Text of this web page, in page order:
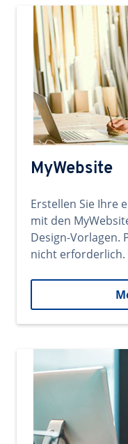
MyWebsite
Erstellen Sie Ihre
mit den
Design-Vorlagen.
nicht erforderlich.